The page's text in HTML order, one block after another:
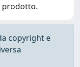
prodotto.
copyright e